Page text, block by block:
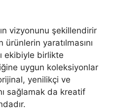
vizyonunu şekillendirir
yaratılmasını
ekibiyle birlikte
uygun koleksiyonlar
yenilikçi ve
sağlamak da kreatif